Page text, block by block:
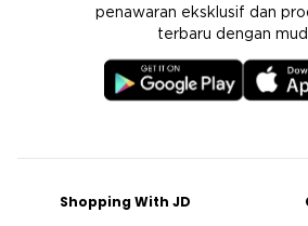
penawaran eksklusif dan
terbaru dengan
Shopping With JD